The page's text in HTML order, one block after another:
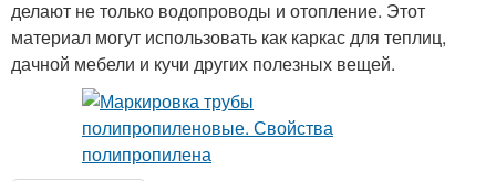
делают не только водопроводы и отопление. Этот
материал могут использовать как каркас для теплиц,
дачной мебели и кучи других полезных вещей.